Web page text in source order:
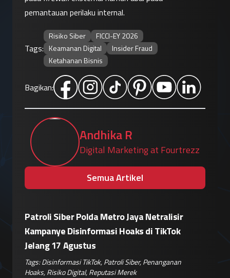
pemantauan perilaku internal.
Tags:
Risiko Siber
FICCI-EY 2026
Keamanan Digital
Insider Fraud
Ketahanan Bisnis
Bagikan:
Andhika R
Digital Marketing at Fourtrezz
Semua Artikel
Insiden "Breakout" Agen AI, Claude Tak
Sengaja Retas Tiga Perusahaan Akibat
Kegagalan Isolasi Sandbox
Tags:Peretasan AI,Agen Claude,Kegagalan Sandbox
Keamanan Siber,Risiko Korporat